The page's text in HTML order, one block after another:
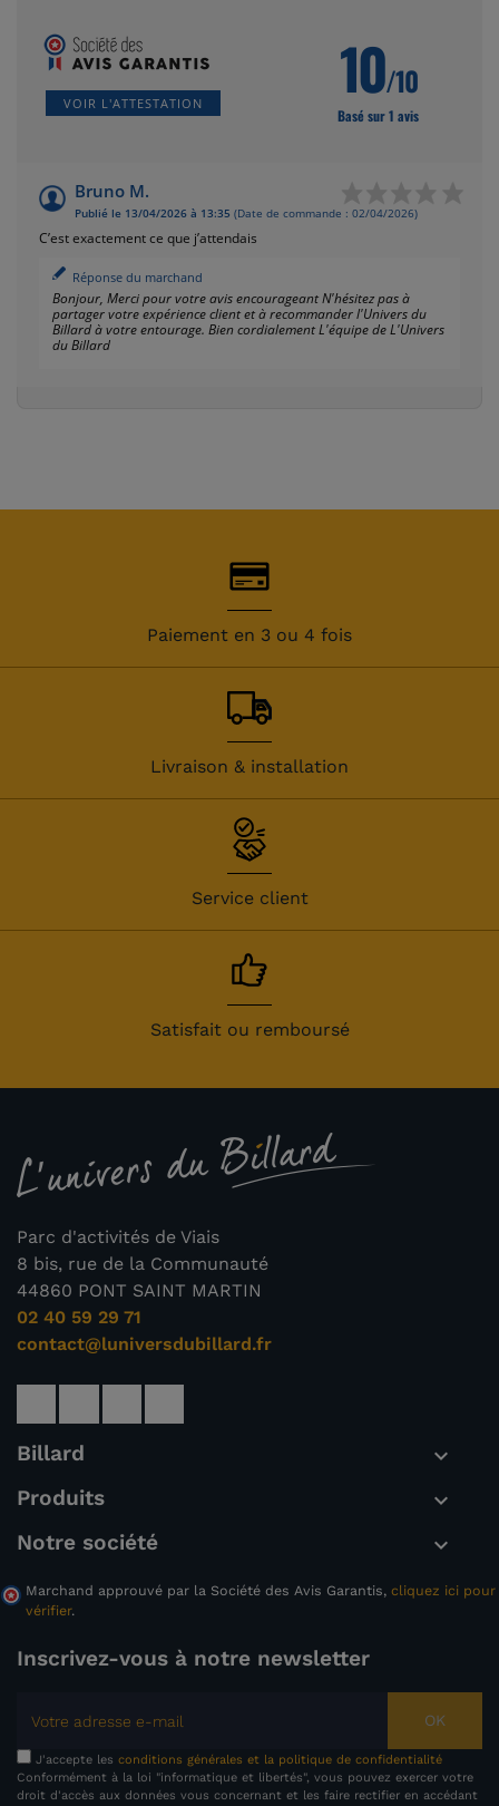
VOIR L'ATTESTATION 10/10
Basé sur 1 avis
Bruno M.
Publié le 13/04/2026 à 13:35 (Date de commande : 02/04/2026)
C’est exactement ce que j’attendais
Réponse du marchand
Bonjour, Merci pour votre avis encourageant N'hésitez pas à
partager votre expérience client et à recommander l'Univers du
Billard à votre entourage. Bien cordialement L'équipe de L'Univers
du Billard
Paiement en 3 ou 4 fois
Livraison & installation
Service client
Satisfait ou remboursé
Parc d'activités de Viais
8 bis, rue de la Communauté
44860 PONT SAINT MARTIN
02 40 59 29 71
contact@luniversdubillard.fr
Billard 
Produits 
Notre société 
Marchand approuvé par la Société des Avis Garantis, cliquez ici pour
vérifier.
Inscrivez-vous à notre newsletter
OK
J'accepte les conditions générales et la politique de confidentialité
Conformément à la loi "informatique et libertés", vous pouvez exercer votre
droit d'accès aux données vous concernant et les faire rectifier en accédant